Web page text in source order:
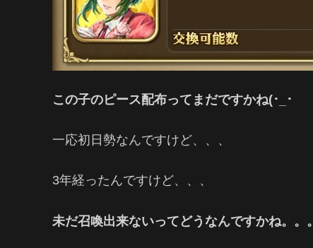
この子のピース配布ってまだですかね(･_･
一応初日勢なんですけど、、、
3年経ったんですけど、、、
未だ召喚出来ないってどうなんですかね。。。